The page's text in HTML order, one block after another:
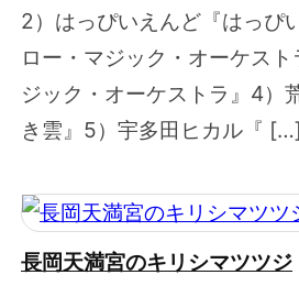
2）はっぴいえんど『はっぴ
ロー・マジック・オーケス
ジック・オーケストラ』4）
き雲』5）宇多田ヒカル『 […]
長岡天満宮のキリシマツツジ